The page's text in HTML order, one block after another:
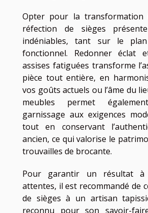
Opter pour la
réfection de sièges
indéniables, tant sur le
fonctionnel. Redonner éclat
assises fatiguées transforme
pièce tout entière, en
vos goûts actuels ou l’âme du
meubles permet
garnissage aux exigences
tout en conservant
ancien, ce qui valorise le
trouvailles de brocante.
Pour garantir un résultat
attentes, il est recommandé de
de sièges à un artisan
reconnu pour son savoir-